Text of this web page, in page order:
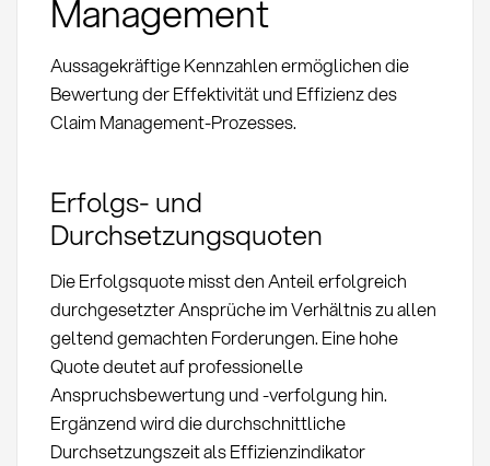
Management
Aussagekräftige Kennzahlen ermöglichen die
Bewertung der Effektivität und Effizienz des
Claim Management-Prozesses.
Erfolgs- und
Durchsetzungsquoten
Die Erfolgsquote misst den Anteil erfolgreich
durchgesetzter Ansprüche im Verhältnis zu allen
geltend gemachten Forderungen. Eine hohe
Quote deutet auf professionelle
Anspruchsbewertung und -verfolgung hin.
Ergänzend wird die durchschnittliche
Durchsetzungszeit als Effizienzindikator